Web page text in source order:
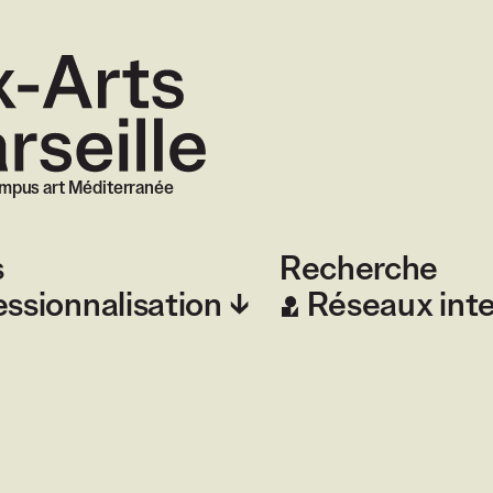
art Méditerranée
Recherche
Réseaux